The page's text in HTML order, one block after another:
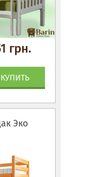
грн.
КУПИТЬ
Эко